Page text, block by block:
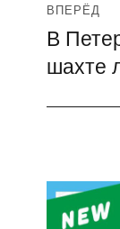
ВПЕРЁД
запись:
В
шахте